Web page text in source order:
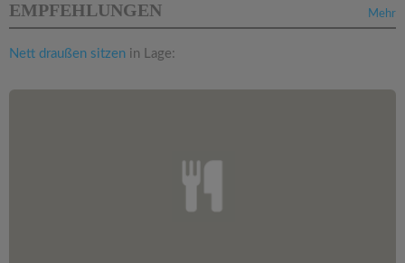
Mehr
EMPFEHLUNGEN
Nett draußen sitzen in Lage: